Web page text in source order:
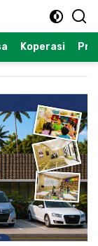
Koperasi